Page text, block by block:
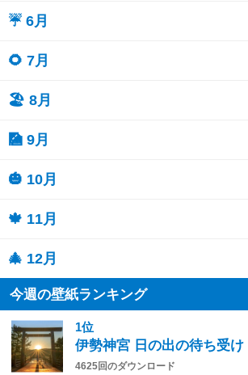
☔ 6月
🌻 7月
🏖 8月
🎑 9月
🎃 10月
🍁 11月
🎄 12月
今週の壁紙ランキング
1位
伊勢神宮 日の出の待ち受け
4625回のダウンロード